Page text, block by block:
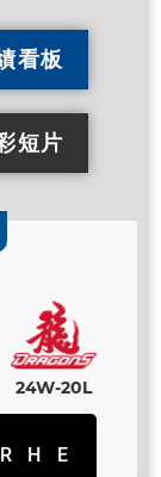
看板
短片
R H E
24W-20L